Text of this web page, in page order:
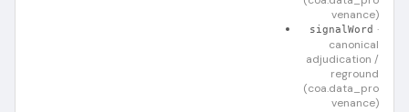
venance)
signalWord ·
canonical
adjudication /
reground
(coa.data_pro
venance)